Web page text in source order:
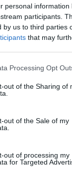
personal
participants.
by us to third parties
that may
website/app uses
visit or usage
to Google and
below specified
Processing Opt
out of the Sharing of
out of the Sale of my
out of processing my
for Targeted
Eleim 28
scoperta al
di circa
→